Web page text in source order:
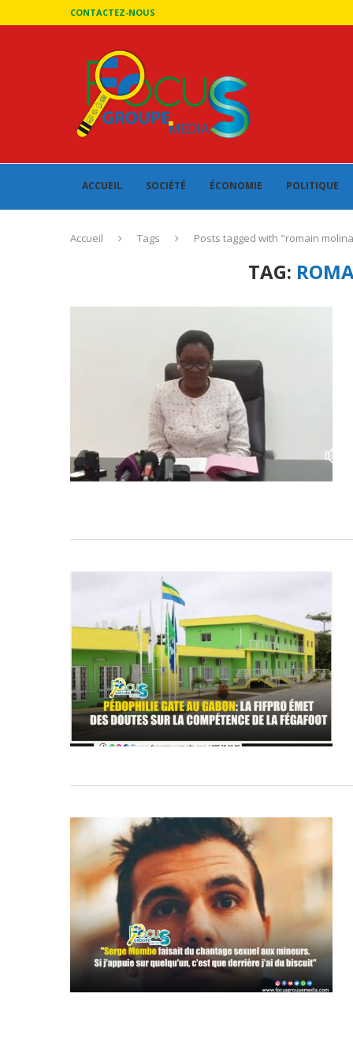
CONTACTEZ-NOUS
ACCUEIL SOCIÉTÉ ÉCONOMIE POLITIQUE
Accueil Tags Posts tagged with "romain
TAG: